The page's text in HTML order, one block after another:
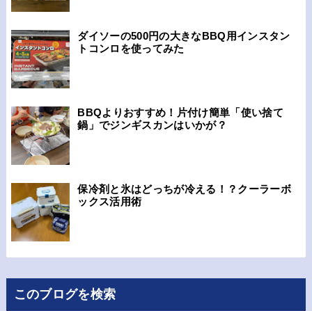
ダイソーの500円の大きなBBQ用インスタン
トコンロを使ってみた
BBQよりおすすめ！片付け簡単「使い捨て
鍋」でジンギスカンはいかが？
保冷剤と氷はどっちが冷える！？クーラーボ
ックス活用術
このブログを検索